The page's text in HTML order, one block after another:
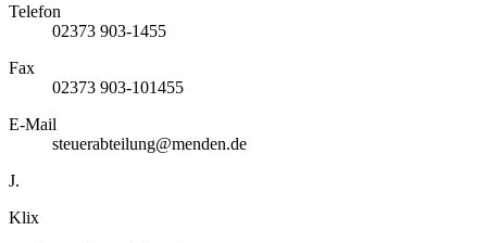
Telefon
02373 903-1455
Fax
02373 903-101455
E-Mail
steuerabteilung@menden.de
J.
Klix